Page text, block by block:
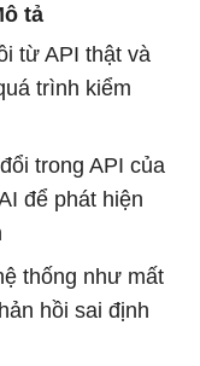
tả
từ API thật và
trình kiểm
trong API của
để phát hiện
thống như mất
hồi sai định